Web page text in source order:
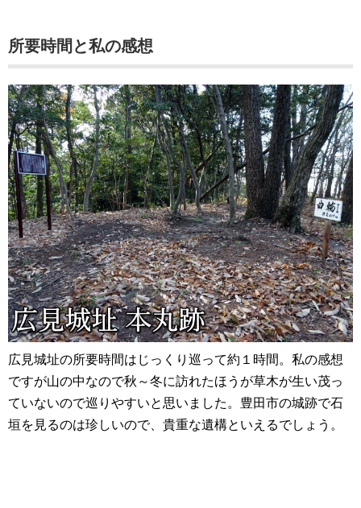
所要時間と私の感想
広見城址の所要時間はじっくり巡って約１時間。私の感想
ですが山の中なので秋～冬に訪れたほうが草木が生い茂っ
ていないので巡りやすいと思いました。豊田市の城跡で石
垣を見るのは珍しいので、貴重な遺構といえるでしょう。